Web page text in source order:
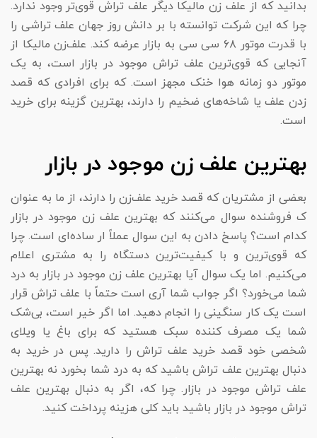
بدانید که از علف زن مالیکا دیگر علف تراش قوی‌تر وجود ندارد.
چرا که این شرکت توانسته با بر دانش روز جهان علف تراشی را
با قدرت موتور ۶۸ سی سی به بازار عرضه کند. علف‌زن مالیکا از
آنجایی که قوی‌ترین علف تراش موجود در بازار است، به یک
موتور دو زمانه هوا خنک مجهز است. که برای افرادی که قصد
زدن علف یا شاخه‌های ضخیم را دارند، بهترین گزینه برای خرید
است.
بهترین علف زن موجود در بازار
بعضی از مشتریان که قصد خرید علف‌زن را دارند، از ما به عنوان
ک فروشنده سوال می‌کنند که بهترین علف زن موجود در بازار
کدام است؟ پاسخ دادن به این سوال عملاً ار ساده‌ای است. چرا
که قوی‌ترین و با کیفیت‌ترین دستگاه را به مشتری اعلام
می‌کنیم. اما یک سوال آیا بهترین علف زن موجود در بازار به درد
شما می‌خورد؟ اگر جواب شما آری است حتماً با علف تراش قرار
است یک کار سنگینی را انجام دهید. اما اگر خیر است، بی‌شک
شما یک مصرف کننده سبک هستید که برای باغ یا ویلای
شخصی خود قصد خرید علف تراش را دارید. پس در خرید به
دنبال بهترین علف تراش باشید که به درد شما بخورد نه بهترین
علف تراش موجود در بازار. چرا که، اگر به دنبال بهترین علف
تراش موجود در بازار باشید باید کلی هزینه پرداخت کنید.